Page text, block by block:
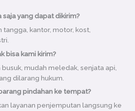
saja yang dapat dikirim?
tangga, kantor, motor, kost,
bisa kami kirim?
mudah meledak, senjata api,
dilarang hukum.
pindahan ke tempat?
layanan penjemputan langsung ke